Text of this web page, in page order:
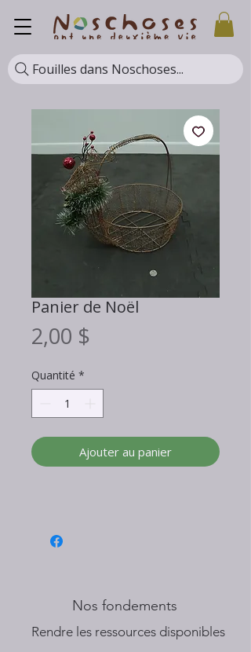
Fouilles dans Noschoses...
Panier de Noël
2,00 $
Quantité *
Ajouter au panier
Nos fondements
​Rendre les ressources disponibles